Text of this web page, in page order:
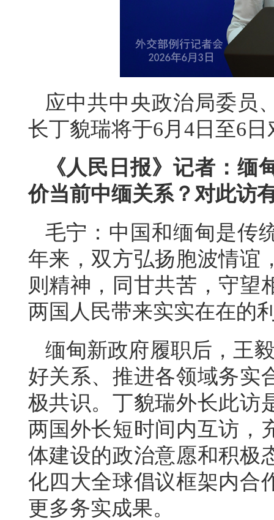
应中共中央政治局委员
长丁貌瑞将于6月4日至6
《人民日报》记者：
价当前中缅关系？对此访
毛宁：中国和缅甸是传
年来，双方弘扬胞波情谊
则精神，同甘共苦，守望
两国人民带来实实在在的
缅甸新政府履职后，王
好关系、推进各领域务实
极共识。丁貌瑞外长此访
两国外长短时间内互访，
体建设的政治意愿和积极
化四大全球倡议框架内合
更多务实成果。